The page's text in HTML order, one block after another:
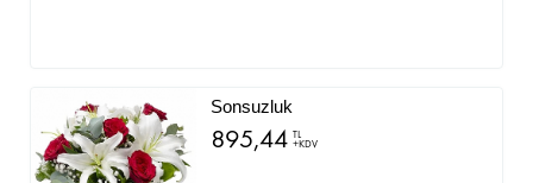
Sonsuzluk
895,44 TL
+KDV